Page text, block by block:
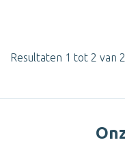
Resultaten 1 tot 2 van 2